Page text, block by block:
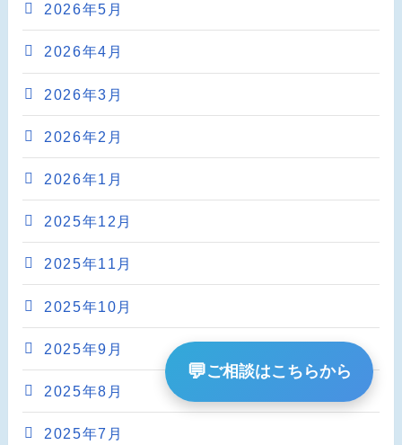
2026年5月
2026年4月
2026年3月
2026年2月
2026年1月
2025年12月
2025年11月
2025年10月
2025年9月
2025年8月
2025年7月
💬ご相談はこちらから